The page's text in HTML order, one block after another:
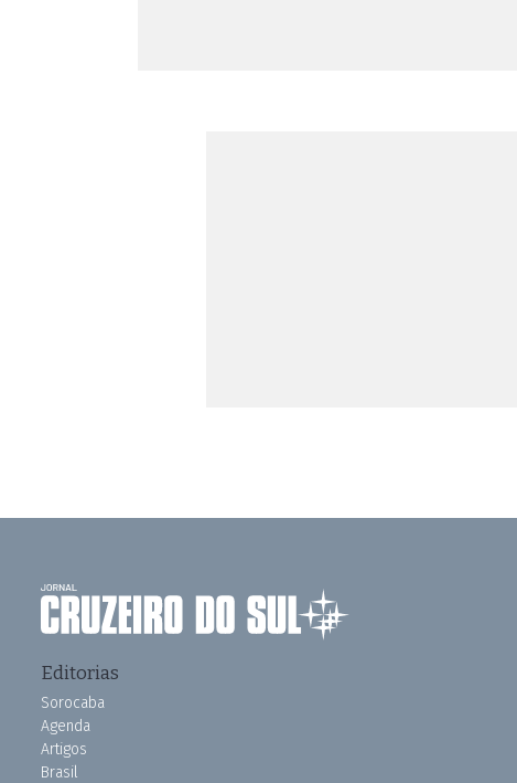
Editorias
Sorocaba
Agenda
Artigos
Brasil